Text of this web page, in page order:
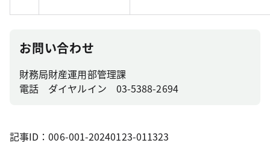
お問い合わせ
財務局財産運用部管理課
電話 ダイヤルイン 03-5388-2694
記事ID：006-001-20240123-011323